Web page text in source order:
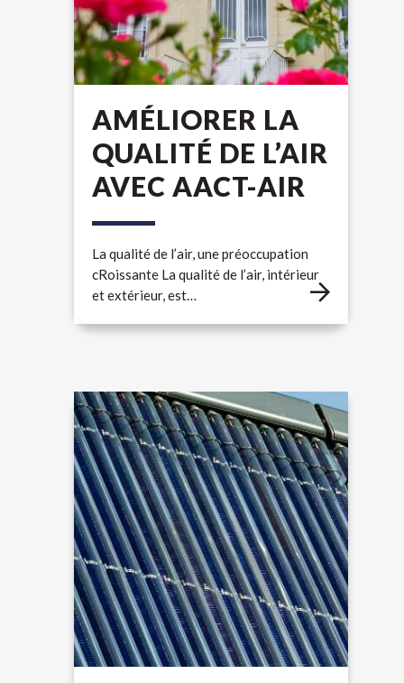
AMÉLIORER LA
QUALITÉ DE L’AIR
AVEC AACT-AIR
La qualité de l’air, une préoccupation
cRoissante La qualité de l’air, intérieur
et extérieur, est…